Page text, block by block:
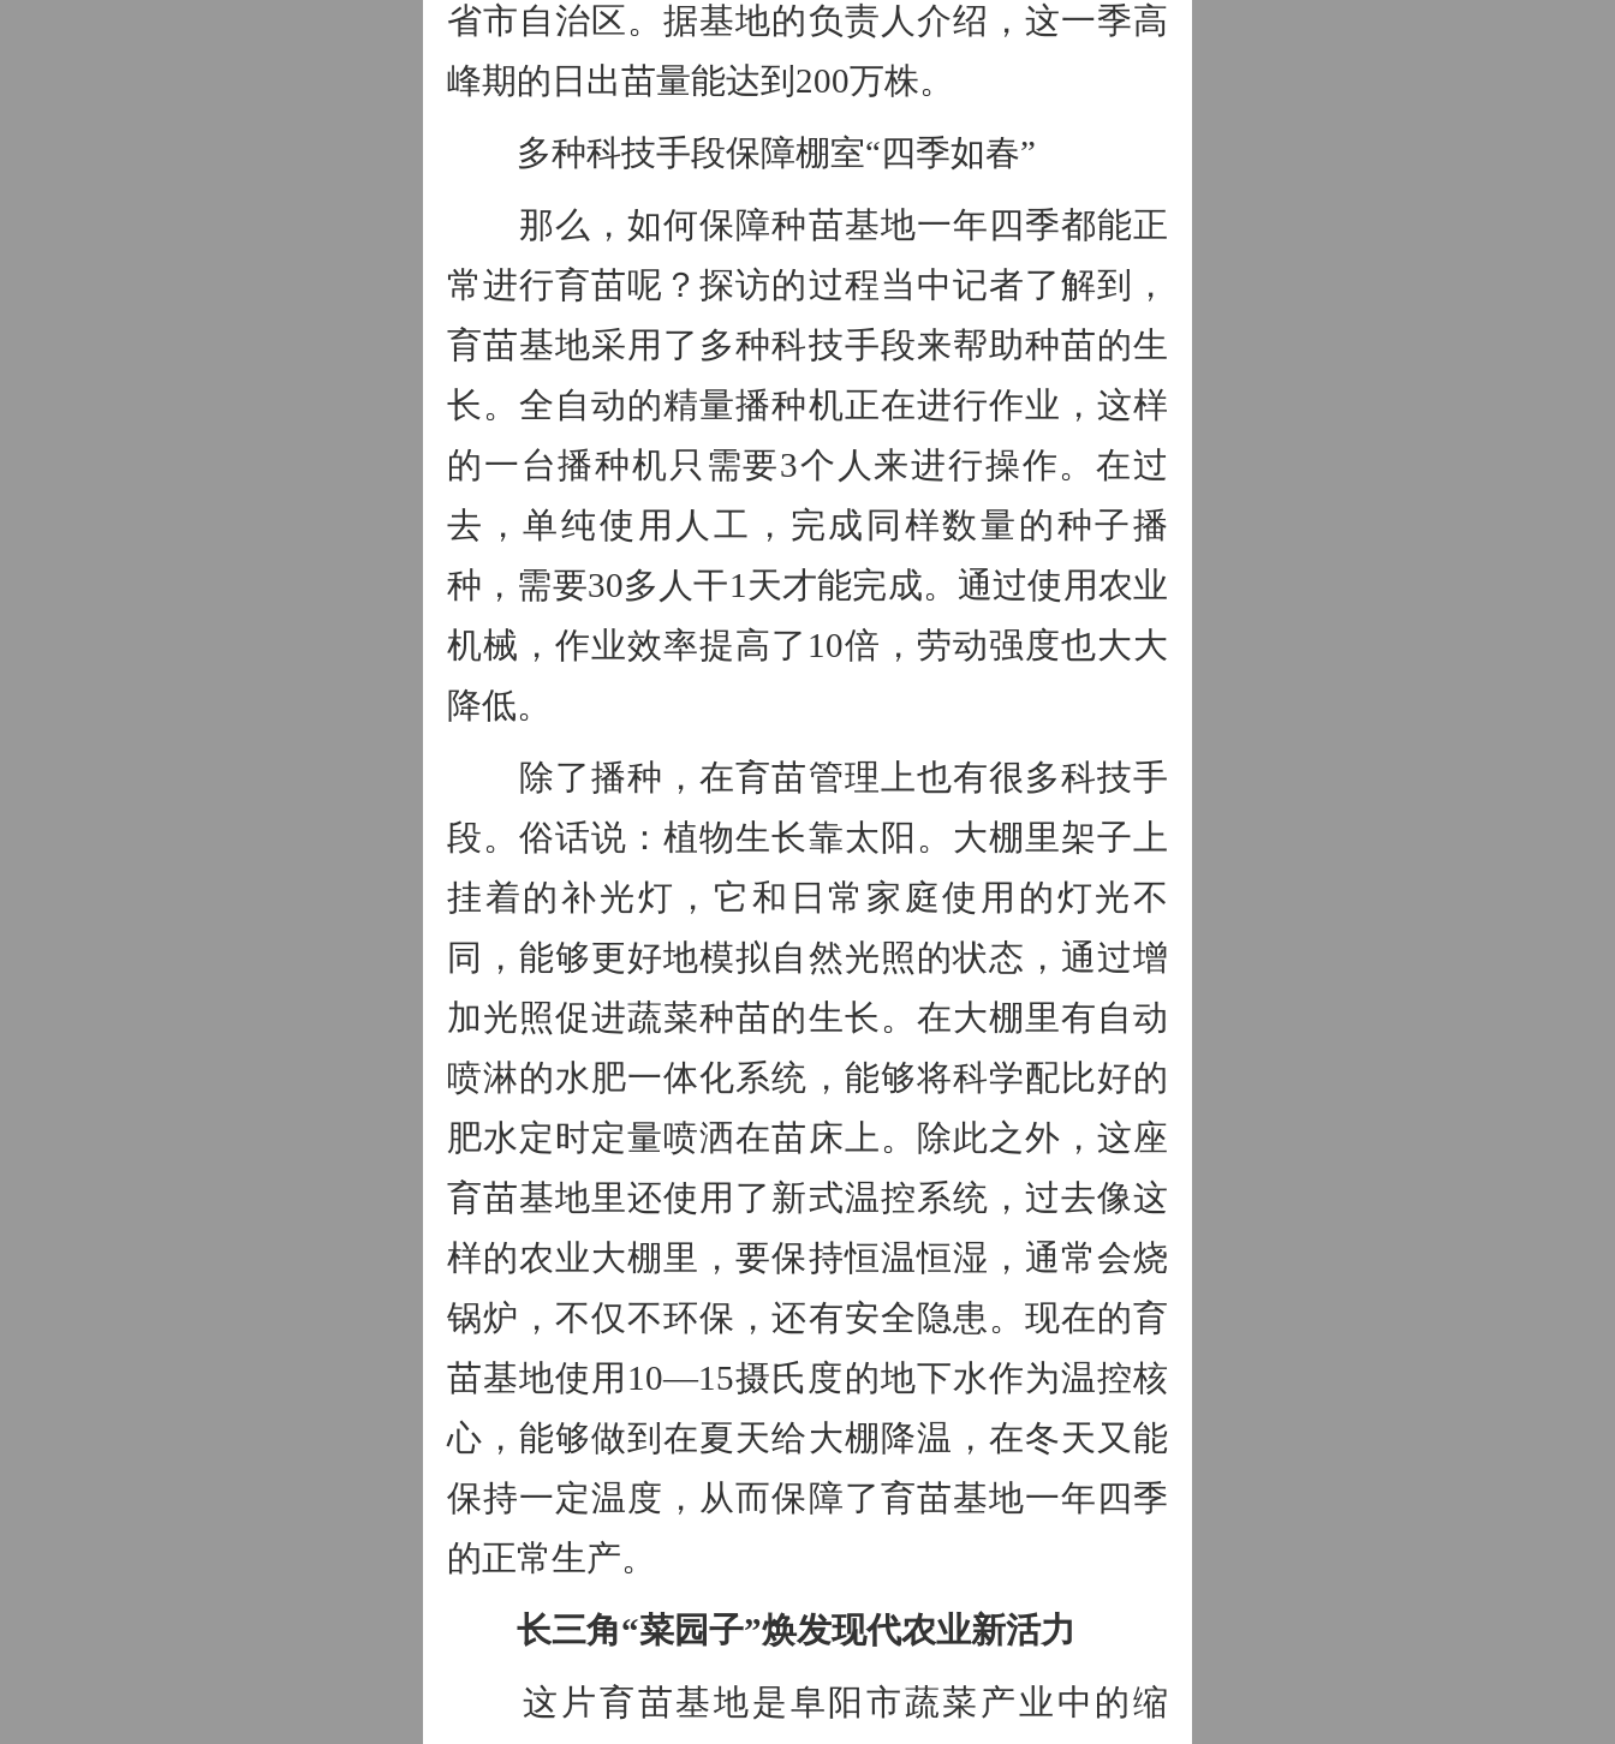
省市自治区。据基地的负责人介绍，这一季高
峰期的日出苗量能达到200万株。
多种科技手段保障棚室“四季如春”
那么，如何保障种苗基地一年四季都能正
常进行育苗呢？探访的过程当中记者了解到，
育苗基地采用了多种科技手段来帮助种苗的生
长。全自动的精量播种机正在进行作业，这样
的一台播种机只需要3个人来进行操作。在过
去，单纯使用人工，完成同样数量的种子播
种，需要30多人干1天才能完成。通过使用农业
机械，作业效率提高了10倍，劳动强度也大大
降低。
除了播种，在育苗管理上也有很多科技手
段。俗话说：植物生长靠太阳。大棚里架子上
挂着的补光灯，它和日常家庭使用的灯光不
同，能够更好地模拟自然光照的状态，通过增
加光照促进蔬菜种苗的生长。在大棚里有自动
喷淋的水肥一体化系统，能够将科学配比好的
肥水定时定量喷洒在苗床上。除此之外，这座
育苗基地里还使用了新式温控系统，过去像这
样的农业大棚里，要保持恒温恒湿，通常会烧
锅炉，不仅不环保，还有安全隐患。现在的育
苗基地使用10—15摄氏度的地下水作为温控核
心，能够做到在夏天给大棚降温，在冬天又能
保持一定温度，从而保障了育苗基地一年四季
的正常生产。
长三角“菜园子”焕发现代农业新活力
这片育苗基地是阜阳市蔬菜产业中的缩